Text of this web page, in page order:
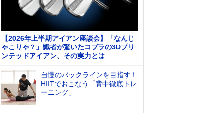
【2026年上半期アイアン座談会】「なんじ
ゃこりゃ？」識者が驚いたコブラの3Dプリ
ンテッドアイアン、その実力とは
自慢のバックラインを目指す！
HIITでおこなう「背中徹底トレ
ーニング」